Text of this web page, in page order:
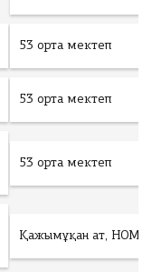
53 орта мектеп
53 орта мектеп
53 орта мектеп
Қажымұқан ат, НОМ